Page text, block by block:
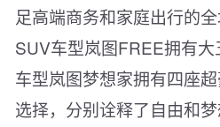
足高端商务和家庭出行的
SUV车型岚图FREE拥有
车型岚图梦想家拥有四座
选择，分别诠释了自由和